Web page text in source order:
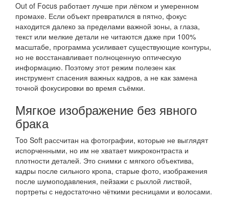
Out of Focus работает лучше при лёгком и умеренном
промахе. Если объект превратился в пятно, фокус
находится далеко за пределами важной зоны, а глаза,
текст или мелкие детали не читаются даже при 100%
масштабе, программа усиливает существующие контуры,
но не восстанавливает полноценную оптическую
информацию. Поэтому этот режим полезен как
инструмент спасения важных кадров, а не как замена
точной фокусировки во время съёмки.
Мягкое изображение без явного
брака
Too Soft рассчитан на фотографии, которые не выглядят
испорченными, но им не хватает микроконтраста и
плотности деталей. Это снимки с мягкого объектива,
кадры после сильного кропа, старые фото, изображения
после шумоподавления, пейзажи с рыхлой листвой,
портреты с недостаточно чёткими ресницами и волосами.